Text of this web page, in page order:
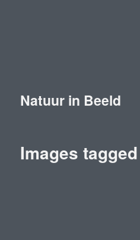
Natuur in Beeld
Images